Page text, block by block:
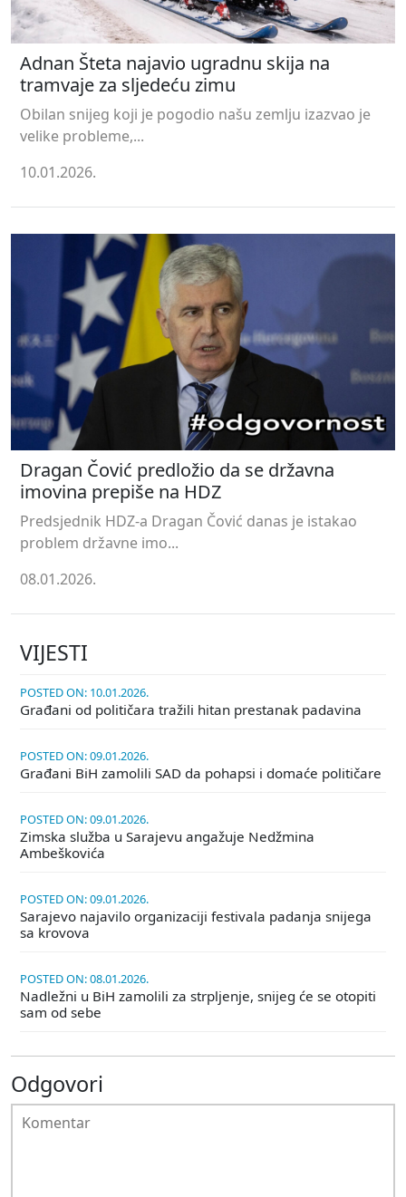
Adnan Šteta najavio ugradnu skija na
tramvaje za sljedeću zimu
Obilan snijeg koji je pogodio našu zemlju izazvao je
velike probleme,...
10.01.2026.
Dragan Čović predložio da se državna
imovina prepiše na HDZ
Predsjednik HDZ-a Dragan Čović danas je istakao
problem državne imo...
08.01.2026.
VIJESTI
POSTED ON: 10.01.2026.
Građani od političara tražili hitan prestanak padavina
POSTED ON: 09.01.2026.
Građani BiH zamolili SAD da pohapsi i domaće političare
POSTED ON: 09.01.2026.
Zimska služba u Sarajevu angažuje Nedžmina
Ambeškovića
POSTED ON: 09.01.2026.
Sarajevo najavilo organizaciji festivala padanja snijega
sa krovova
POSTED ON: 08.01.2026.
Nadležni u BiH zamolili za strpljenje, snijeg će se otopiti
sam od sebe
Odgovori